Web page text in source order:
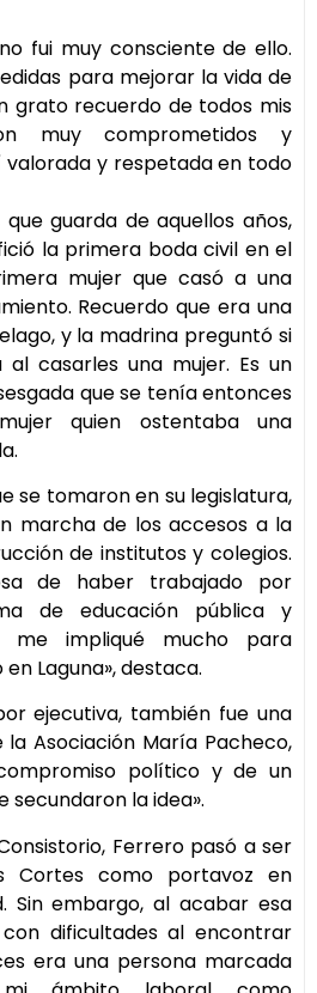
fui muy consciente de ello.
para mejorar la vida de
grato recuerdo de todos mis
muy comprometidos y
y respetada en todo
guarda de aquellos años,
la primera boda civil en el
mujer que casó a una
Recuerdo que era una
y la madrina preguntó si
casarles una mujer. Es un
que se tenía entonces
quien ostentaba una
se tomaron en su legislatura,
marcha de los accesos a la
de institutos y colegios.
de haber trabajado por
de educación pública y
me impliqué mucho para
Laguna», destaca.
ejecutiva, también fue una
Asociación María Pacheco,
político y de un
secundaron la idea».
Ferrero pasó a ser
Cortes como portavoz en
Sin embargo, al acabar esa
dificultades al encontrar
era una persona marcada